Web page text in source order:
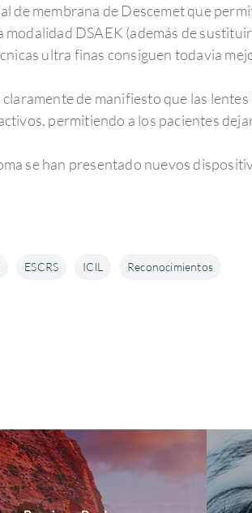
de membrana de Descemet que
modalidad DSAEK (además de
ultra finas consiguen todavia
de manifiesto que las
permitiendo a los pacientes
se han presentado nuevos
ESCRS IClL Reconocimientos